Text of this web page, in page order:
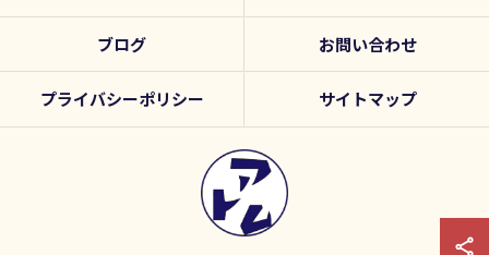
ブログ お問い合わせ
プライバシーポリシー サイトマップ